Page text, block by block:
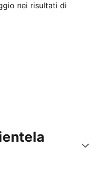
nei risultati di